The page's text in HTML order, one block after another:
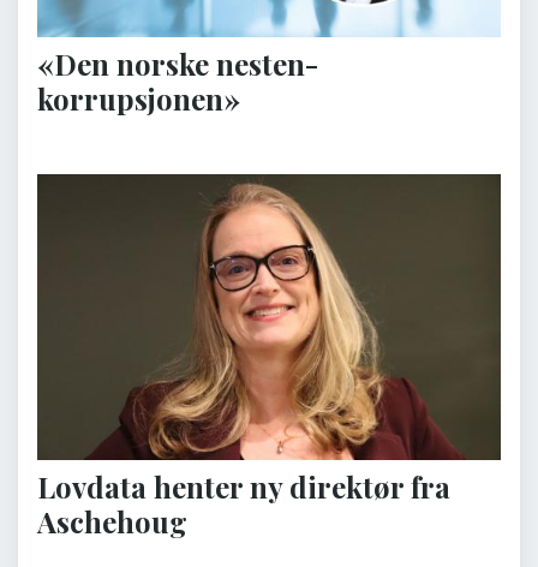
«Den norske nesten-
korrupsjonen»
Lovdata henter ny direktør fra
Aschehoug